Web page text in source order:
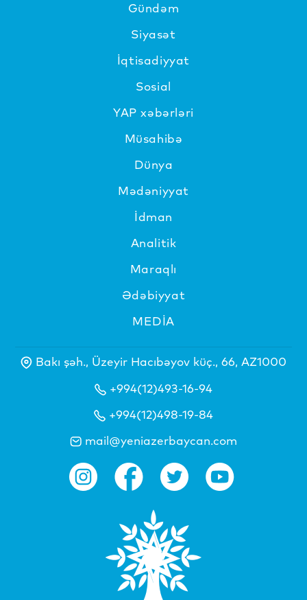
Gündəm
Siyasət
İqtisadiyyat
Sosial
YAP xəbərləri
Müsahibə
Dünya
Mədəniyyat
İdman
Analitik
Maraqlı
Ədəbiyyat
MEDİA
Bakı şəh., Üzeyir Hacıbəyov küç., 66, AZ1000
+994(12)493-16-94
+994(12)498-19-84
mail@yeniazerbaycan.com